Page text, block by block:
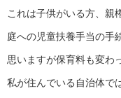
これは子供がいる方、親
庭への児童扶養手当の手
思いますが保育料も変わ
私が住んでいる自治体で